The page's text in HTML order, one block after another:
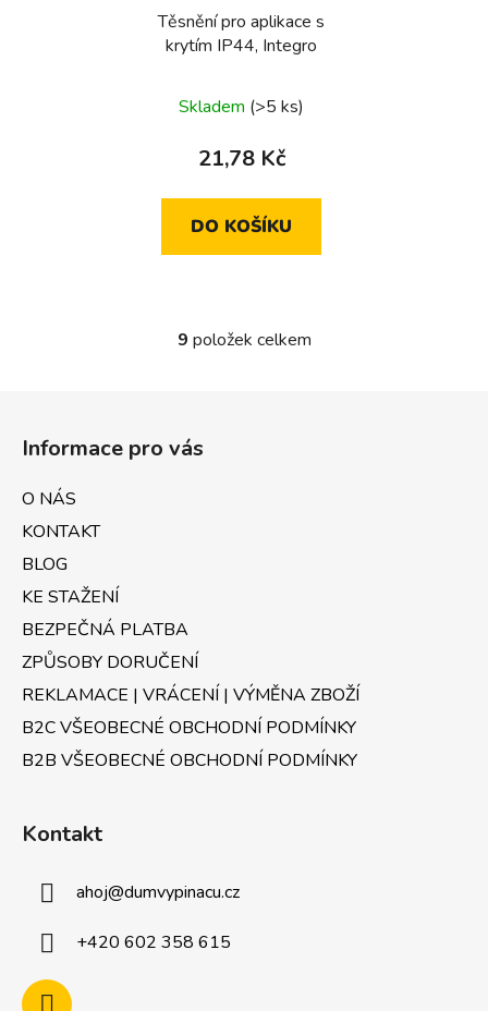
Těsnění pro aplikace s
krytím IP44, Integro
Skladem (>5 ks)
21,78 Kč
DO KOŠÍKU
O
ý
p
i
s
9 položek celkem
Informace pro vás
O NÁS
KONTAKT
BLOG
KE STAŽENÍ
BEZPEČNÁ PLATBA
ZPŮSOBY DORUČENÍ
REKLAMACE | VRÁCENÍ | VÝMĚNA ZBOŽÍ
B2C VŠEOBECNÉ OBCHODNÍ PODMÍNKY
B2B VŠEOBECNÉ OBCHODNÍ PODMÍNKY
Kontakt
ahoj@dumvypinacu.cz
+420 602 358 615